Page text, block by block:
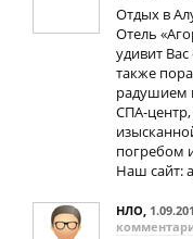
Отдых в
Отель
удивит
также
радушием
СПА-центр,
погребом
Наш сайт:
НЛО,